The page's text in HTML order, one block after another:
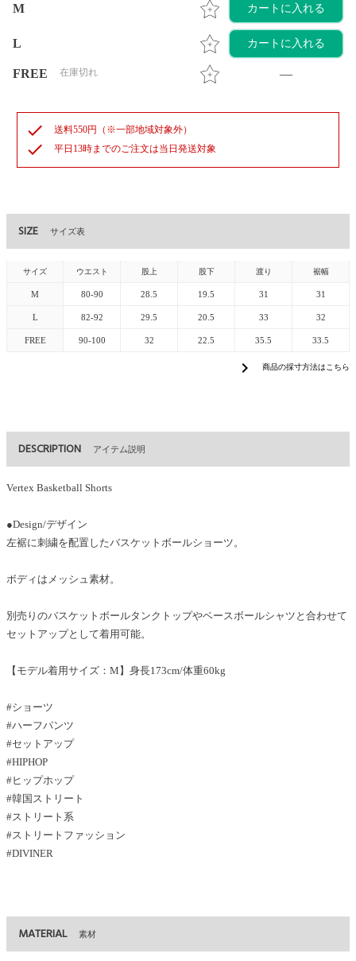
M カートに入れる
L カートに入れる
FREE 在庫切れ —
check 送料550円（※一部地域対象外）
check 平日13時までのご注文は当日発送対象
SIZE サイズ表
サイズ ウエスト 股上 股下 渡り 裾幅
M 80-90 28.5 19.5 31 31
L 82-92 29.5 20.5 33 32
FREE 90-100 32 22.5 35.5 33.5
chevron_right 商品の採寸方法はこちら
DESCRIPTION アイテム説明
Vertex Basketball Shorts
●Design/デザイン
左裾に刺繍を配置したバスケットボールショーツ。
ボディはメッシュ素材。
別売りのバスケットボールタンクトップやベースボールシャツと合わせて
セットアップとして着用可能。
【モデル着用サイズ：M】身長173cm/体重60kg
#ショーツ
#ハーフパンツ
#セットアップ
#HIPHOP
#ヒップホップ
#韓国ストリート
#ストリート系
#ストリートファッション
#DIVINER
MATERIAL 素材